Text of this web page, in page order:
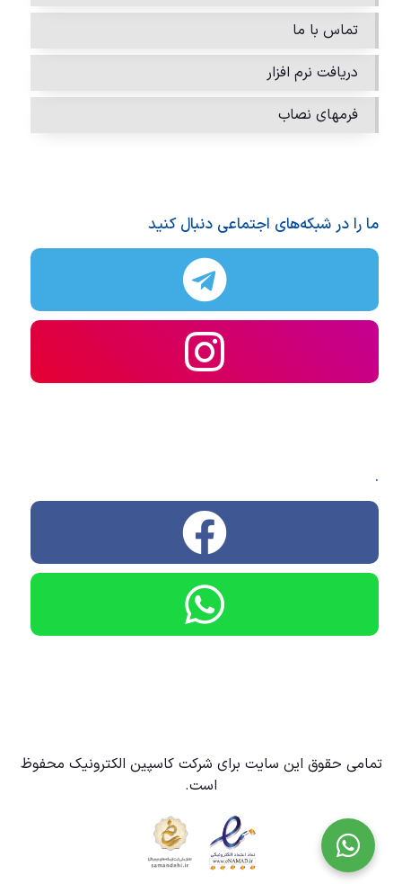
تماس با ما
دریافت نرم افزار
فرمهای نصاب
ما را در شبکه‌های اجتماعی دنبال کنید
.
تمامی حقوق این سایت برای شرکت کاسپین الکترونیک محفوظ
است.